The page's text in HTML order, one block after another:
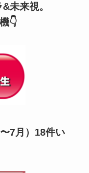
未来視。
👇️
7月）18件い